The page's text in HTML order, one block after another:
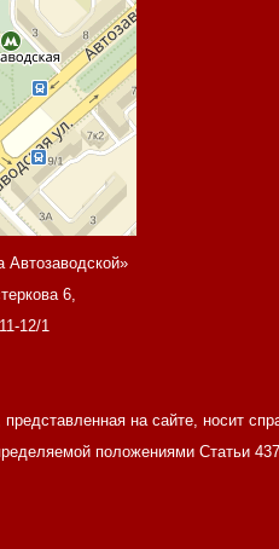
Автозаводской»
6,
12/1
на сайте, носит
положениями Статьи